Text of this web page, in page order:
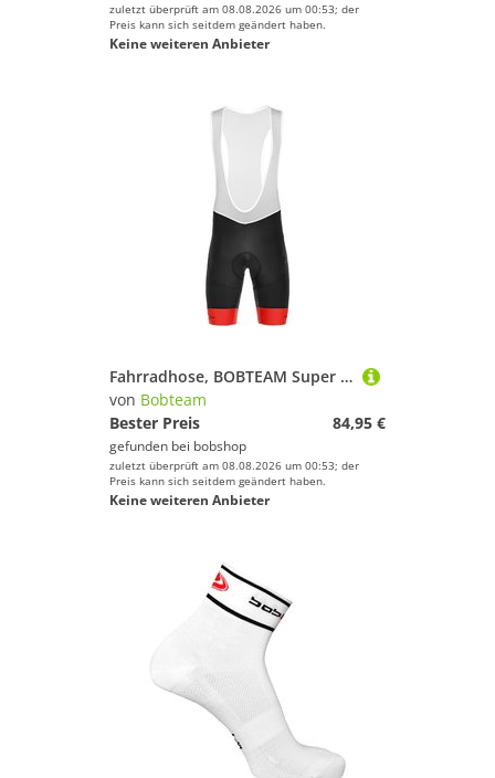
zuletzt überprüft am 08.08.2026 um 00:53; der
Preis kann sich seitdem geändert haben.
Keine weiteren Anbieter
Fahrradhose, BOBTEAM Super Grip kurze Trägerhose, für Herren, Größe XL,
von Bobteam
Bester Preis
84,95 €
gefunden bei bobshop
zuletzt überprüft am 08.08.2026 um 00:53; der
Preis kann sich seitdem geändert haben.
Keine weiteren Anbieter